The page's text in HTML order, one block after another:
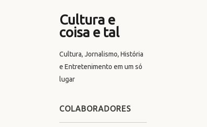
Cultura e
coisa e tal
Cultura, Jornalismo, História
e Entretenimento em um só
lugar
COLABORADORES